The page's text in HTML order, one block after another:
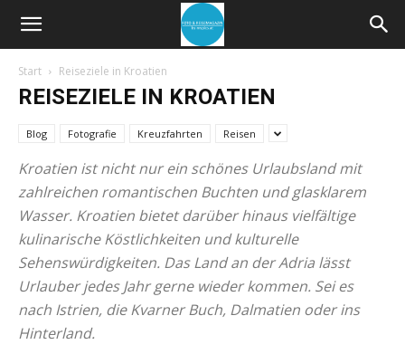
Start Reiseziele in Kroatien
REISEZIELE IN KROATIEN
Blog Fotografie Kreuzfahrten Reisen
Kroatien ist nicht nur ein schönes Urlaubsland mit
zahlreichen romantischen Buchten und glasklarem
Wasser. Kroatien bietet darüber hinaus vielfältige
kulinarische Köstlichkeiten und kulturelle
Sehenswürdigkeiten. Das Land an der Adria lässt
Urlauber jedes Jahr gerne wieder kommen. Sei es
nach Istrien, die Kvarner Buch, Dalmatien oder ins
Hinterland.